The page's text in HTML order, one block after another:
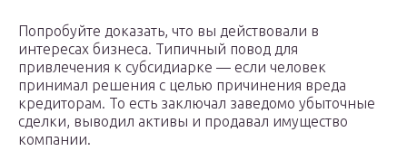
Попробуйте доказать, что вы действовали в
интересах бизнеса. Типичный повод для
привлечения к субсидиарке — если человек
принимал решения с целью причинения вреда
кредиторам. То есть заключал заведомо убыточные
сделки, выводил активы и продавал имущество
компании.